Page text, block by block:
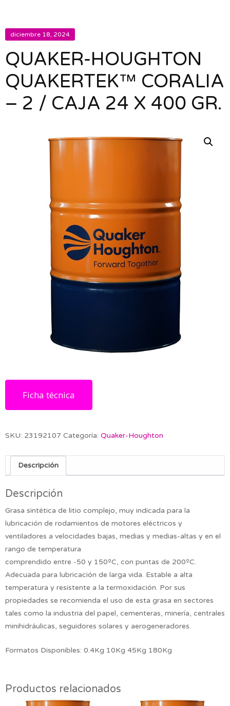
diciembre 18, 2024
QUAKER-HOUGHTON
QUAKERTEK™ CORALIA
– 2 / CAJA 24 X 400 GR.
Ficha técnica
SKU: 23192107 Categoría: Quaker-Houghton
Descripción
Descripción
Grasa sintética de litio complejo, muy indicada para la
lubricación de rodamientos de motores eléctricos y
ventiladores a velocidades bajas, medias y medias-altas y en el
rango de temperatura
comprendido entre -50 y 150ºC, con puntas de 200ºC.
Adecuada para lubricación de larga vida. Estable a alta
temperatura y resistente a la termoxidación. Por sus
propiedades se recomienda el uso de esta grasa en sectores
tales como la industria del papel, cementeras, minería, centrales
minihidráulicas, seguidores solares y aerogeneradores.
Formatos Disponibles: 0.4Kg 10Kg 45Kg 180Kg
Productos relacionados